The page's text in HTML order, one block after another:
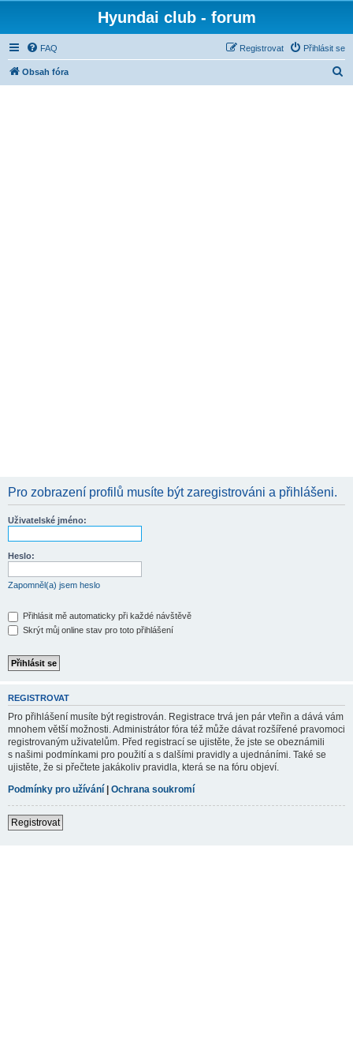
Hyundai club - forum
FAQ Přihlásit se
Registrovat
Obsah fóra
Pro zobrazení profilů musíte být zaregistrováni a přihlášeni.
Uživatelské jméno:
Heslo:
Zapomněl(a) jsem heslo
Přihlásit mě automaticky při každé návštěvě
Skrýt můj online stav pro toto přihlášení
REGISTROVAT
Pro přihlášení musíte být registrován. Registrace trvá jen pár vteřin a dává vám
mnohem větší možnosti. Administrátor fóra též může dávat rozšířené pravomoci
registrovaným uživatelům. Před registrací se ujistěte, že jste se obeznámili
s našimi podmínkami pro použití a s dalšími pravidly a ujednáními. Také se
ujistěte, že si přečtete jakákoliv pravidla, která se na fóru objeví.
Podmínky pro užívání | Ochrana soukromí
Registrovat